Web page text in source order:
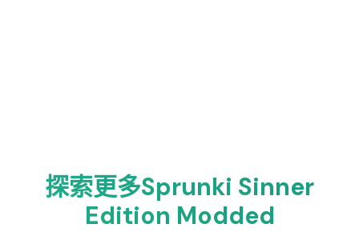
探索更多Sprunki Sinner
Edition Modded